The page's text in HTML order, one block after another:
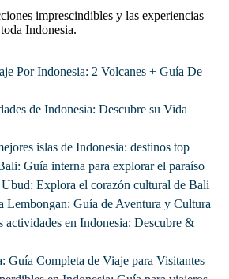
imprescindibles y las experiencias
Indonesia.
Por Indonesia: 2 Volcanes + Guía De
de Indonesia: Descubre su Vida
islas de Indonesia: destinos top
Guía interna para explorar el paraíso
Explora el corazón cultural de Bali
Lembongan: Guía de Aventura y Cultura
actividades en Indonesia: Descubre &
Guía Completa de Viaje para Visitantes